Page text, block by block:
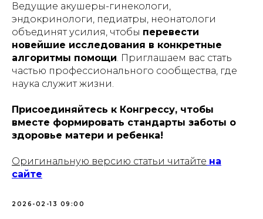
Ведущие акушеры-гинекологи,
эндокринологи, педиатры, неонатологи
объединят усилия, чтобы перевести
новейшие исследования в конкретные
алгоритмы помощи. Приглашаем вас стать
частью профессионального сообщества, где
наука служит жизни.
Присоединяйтесь к Конгрессу, чтобы
вместе формировать стандарты заботы о
здоровье матери и ребенка!
Оригинальную версию статьи читайте на
сайте
2026-02-13 09:00